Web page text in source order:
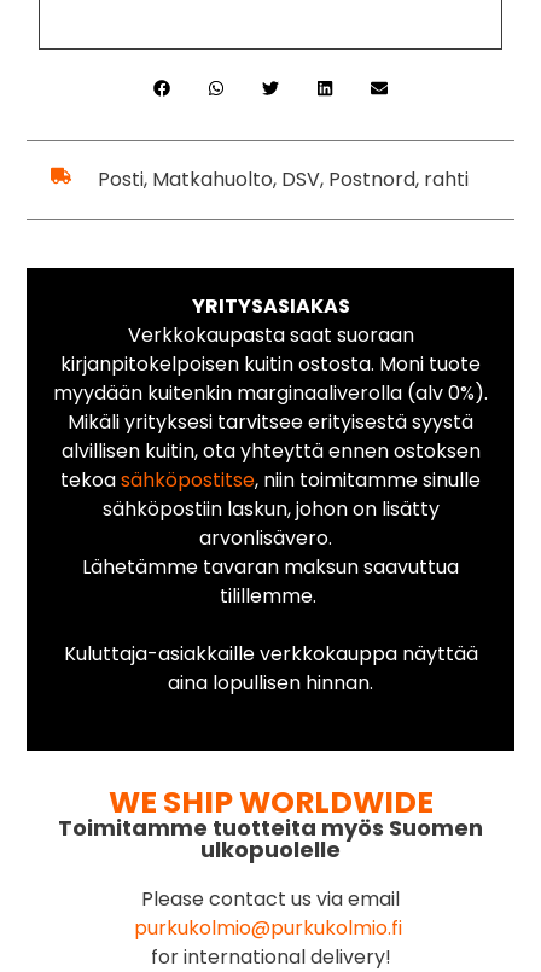
Posti, Matkahuolto, DSV, Postnord, rahti
YRITYSASIAKAS
Verkkokaupasta saat suoraan
kirjanpitokelpoisen kuitin ostosta. Moni tuote
myydään kuitenkin marginaaliverolla (alv 0%).
Mikäli yrityksesi tarvitsee erityisestä syystä
alvillisen kuitin, ota yhteyttä ennen ostoksen
tekoasähköpostitse, niin toimitamme sinulle
sähköpostiin laskun, johon on lisätty
arvonlisävero.
Lähetämme tavaran maksun saavuttua
tilillemme.
Kuluttaja-asiakkaille verkkokauppa näyttää
aina lopullisen hinnan.
WE SHIP WORLDWIDE
Toimitamme tuotteita myös Suomen
ulkopuolelle
Please contact us via email
purkukolmio@purkukolmio.fi
for international delivery!